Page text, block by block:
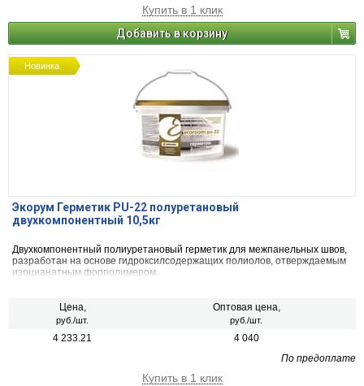
Купить в 1 клик
Добавить в корзину
Новинка
Экорум Герметик PU-22 полуретановый
двухкомпонентный 10,5кг
Двухкомпонентный полиуретановый герметик для межпанельных швов,
разработан на основе гидроксилсодержащих полиолов, отверждаемым
изоцианатным форполимером.
Цена,
руб./шт.
Оптовая цена,
руб./шт.
4 233.21
4 040
По предоплате
Купить в 1 клик